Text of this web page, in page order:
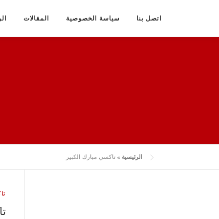
المقالات سياسة الخصوصية اتصل بنا
الرئيسية » تاكسي مبارك الكبير